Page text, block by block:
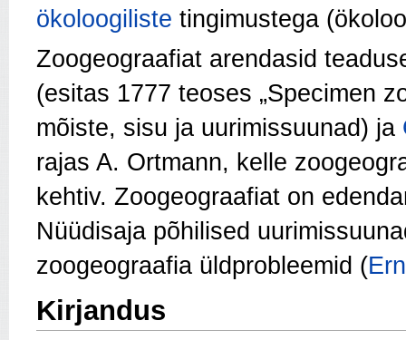
ökoloogiliste tingimustega
Zoogeograafiat arendasid
(esitas 1777 teoses „Specimen
mõiste, sisu ja uurimissuunad) ja
rajas A. Ortmann, kelle
kehtiv. Zoogeograafiat on
Nüüdisaja põhilised
zoogeograafia üldprobleemid (
Kirjandus